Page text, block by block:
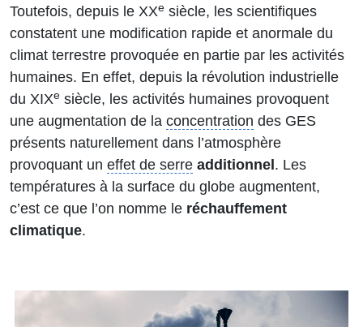
Toutefois, depuis le XXe siècle, les scientifiques
constatent une modification rapide et anormale du
climat terrestre provoquée en partie par les activités
humaines. En effet, depuis la révolution industrielle
du XIXe siècle, les activités humaines provoquent
une augmentation de la concentration des GES
présents naturellement dans l’atmosphère
provoquant un effet de serre additionnel . Les
températures à la surface du globe augmentent,
c’est ce que l’on nomme le réchauffement
climatique.